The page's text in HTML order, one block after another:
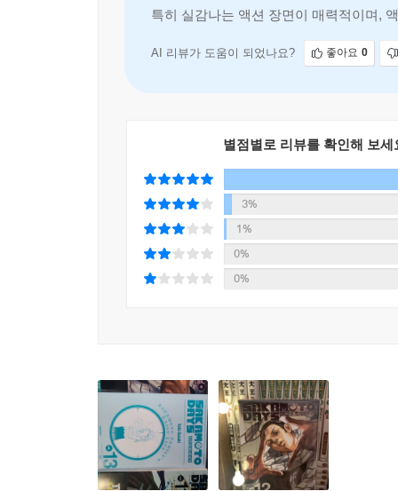
특히 실감나는 액션 장면이 매력적이며,
하게 구성되어 있어 재미있게
별점별로 리뷰를 확인해 보세
3%
1%
0%